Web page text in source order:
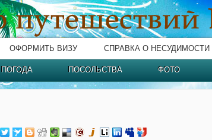
ОФОРМИТЬ ВИЗУ СПРАВКА О НЕСУДИМОСТИ
ПОГОДА ПОСОЛЬСТВА ФОТО